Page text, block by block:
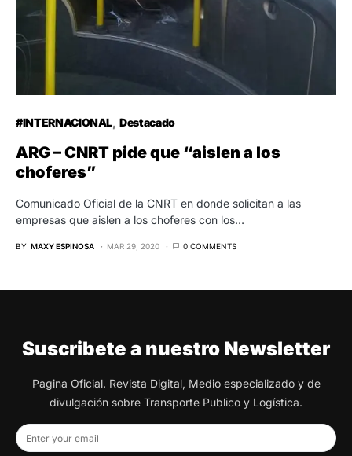
#INTERNACIONAL Destacado
ARG – CNRT pide que “aislen a los
choferes”
Comunicado Oficial de la CNRT en donde solicitan a las
empresas que aislen a los choferes con los…
BY MAXY ESPINOSA MAR 29, 2020 0 COMMENTS
Suscribete a nuestro Newsletter
Pagina Oficial. Revista Digital, Medio especializado y de
divulgación sobre Transporte Publico y Logística.